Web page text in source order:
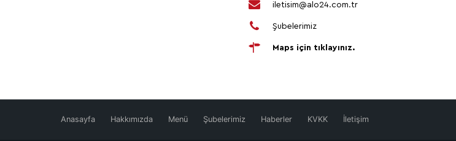
iletisim@alo24.com.tr
Şubelerimiz
Maps için tıklayınız.
Anasayfa Hakkımızda Menü Şubelerimiz Haberler KVKK İletişim